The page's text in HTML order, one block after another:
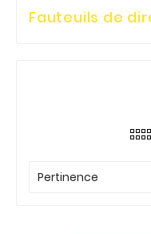
Fauteuils de
Pertinence